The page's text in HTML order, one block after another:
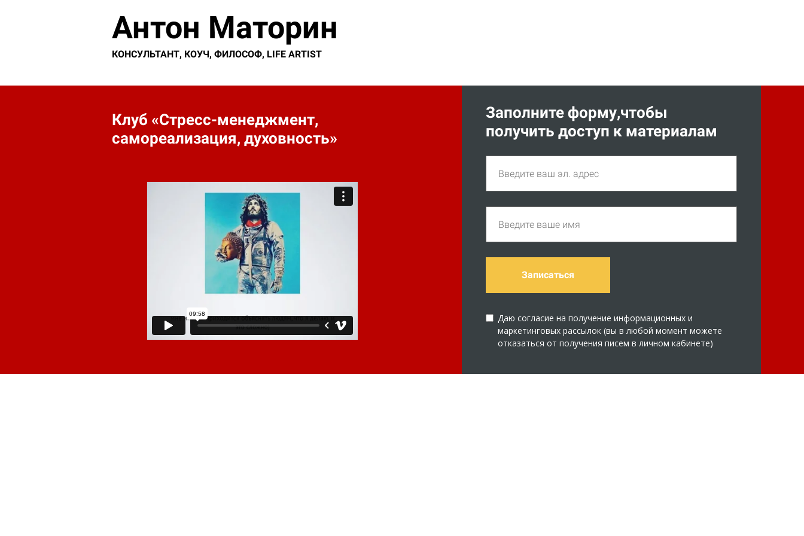
Антон Маторин
КОНСУЛЬТАНТ, КОУЧ, ФИЛОСОФ, LIFE ARTIST
Клуб «Стресс-менеджмент,
самореализация, духовность»
Заполните форму,чтобы
получить доступ к материалам
Записаться
Даю согласие на получение информационных и
маркетинговых рассылок (вы в любой момент можете
отказаться от получения писем в личном кабинете)